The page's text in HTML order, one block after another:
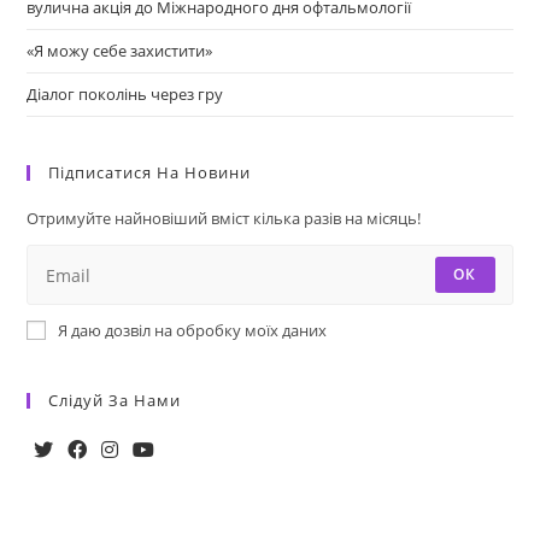
вулична акція до Міжнародного дня офтальмології
«Я можу себе захистити»
Діалог поколінь через гру
Підписатися На Новини
Отримуйте найновіший вміст кілька разів на місяць!
ОК
Я даю дозвіл на обробку моїх даних
Слідуй За Нами